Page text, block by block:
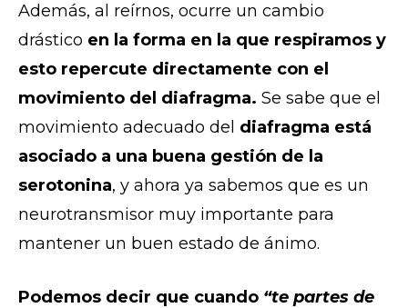
Además, al reírnos, ocurre un cambio
drástico en la forma en la que respiramos y
esto repercute directamente con el
movimiento del diafragma. Se sabe que el
movimiento adecuado del diafragma está
asociado a una buena gestión de la
serotonina, y ahora ya sabemos que es un
neurotransmisor muy importante para
mantener un buen estado de ánimo.
Podemos decir que cuando “te partes de